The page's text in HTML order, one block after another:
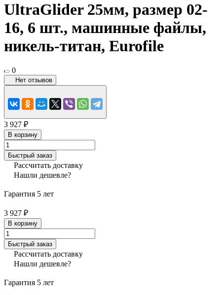
UltraGlider 25мм, размер 02-
16, 6 шт., машинные файлы,
никель-титан, Eurofile
0
Нет отзывов
3 927 ₽
В корзину
Быстрый заказ
Рассчитать доставку
Нашли дешевле?
Гарантия 5 лет
3 927 ₽
В корзину
Быстрый заказ
Рассчитать доставку
Нашли дешевле?
Гарантия 5 лет